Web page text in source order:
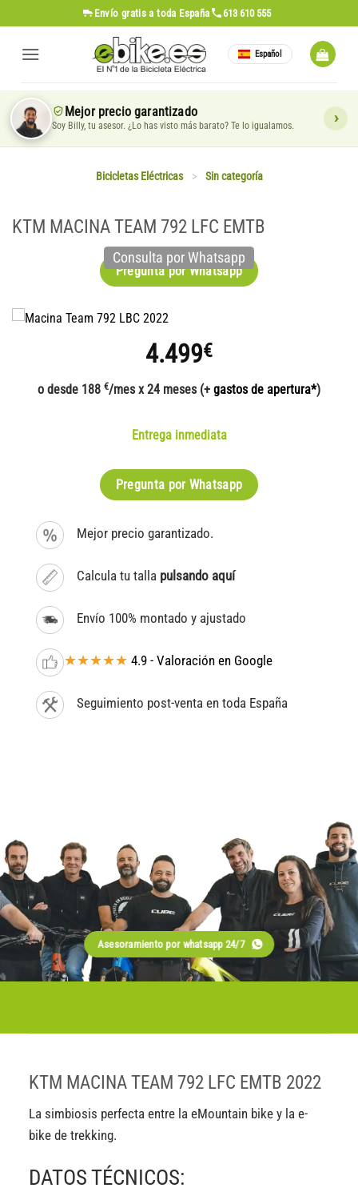
al
contenido
Envío gratis a toda España 613 610 555
Español
Mejor precio garantizado
Soy Billy, tu asesor. ¿Lo has visto más barato? Te lo igualamos.
Bicicletas Eléctricas > Sin categoría
KTM MACINA TEAM 792 LFC EMTB
Pregunta por Whatsapp
Consulta por Whatsapp
4.499€
o desde 188 €/mes x 24 meses (+ gastos de apertura*)
Entrega inmediata
Pregunta por Whatsapp
Mejor precio garantizado.
Calcula tu talla pulsando aquí
Envío 100% montado y ajustado
★★★★★ 4.9 - Valoración en Google
Seguimiento post-venta en toda España
Asesoramiento por whatsapp 24/7
KTM MACINA TEAM 792 LFC EMTB 2022
La simbiosis perfecta entre la eMountain bike y la e-
bike de trekking.
DATOS TÉCNICOS: